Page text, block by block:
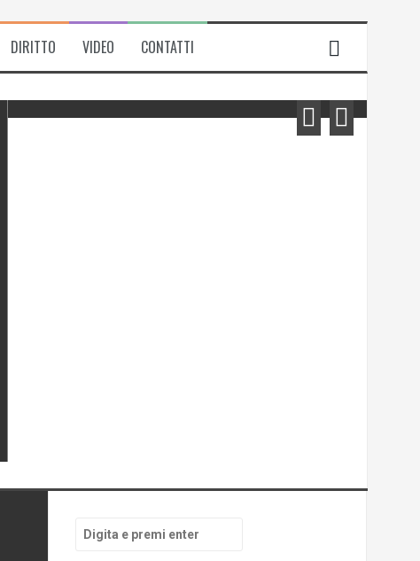
DIRITTO VIDEO CONTATTI
Michela Zanarella presenta il suo